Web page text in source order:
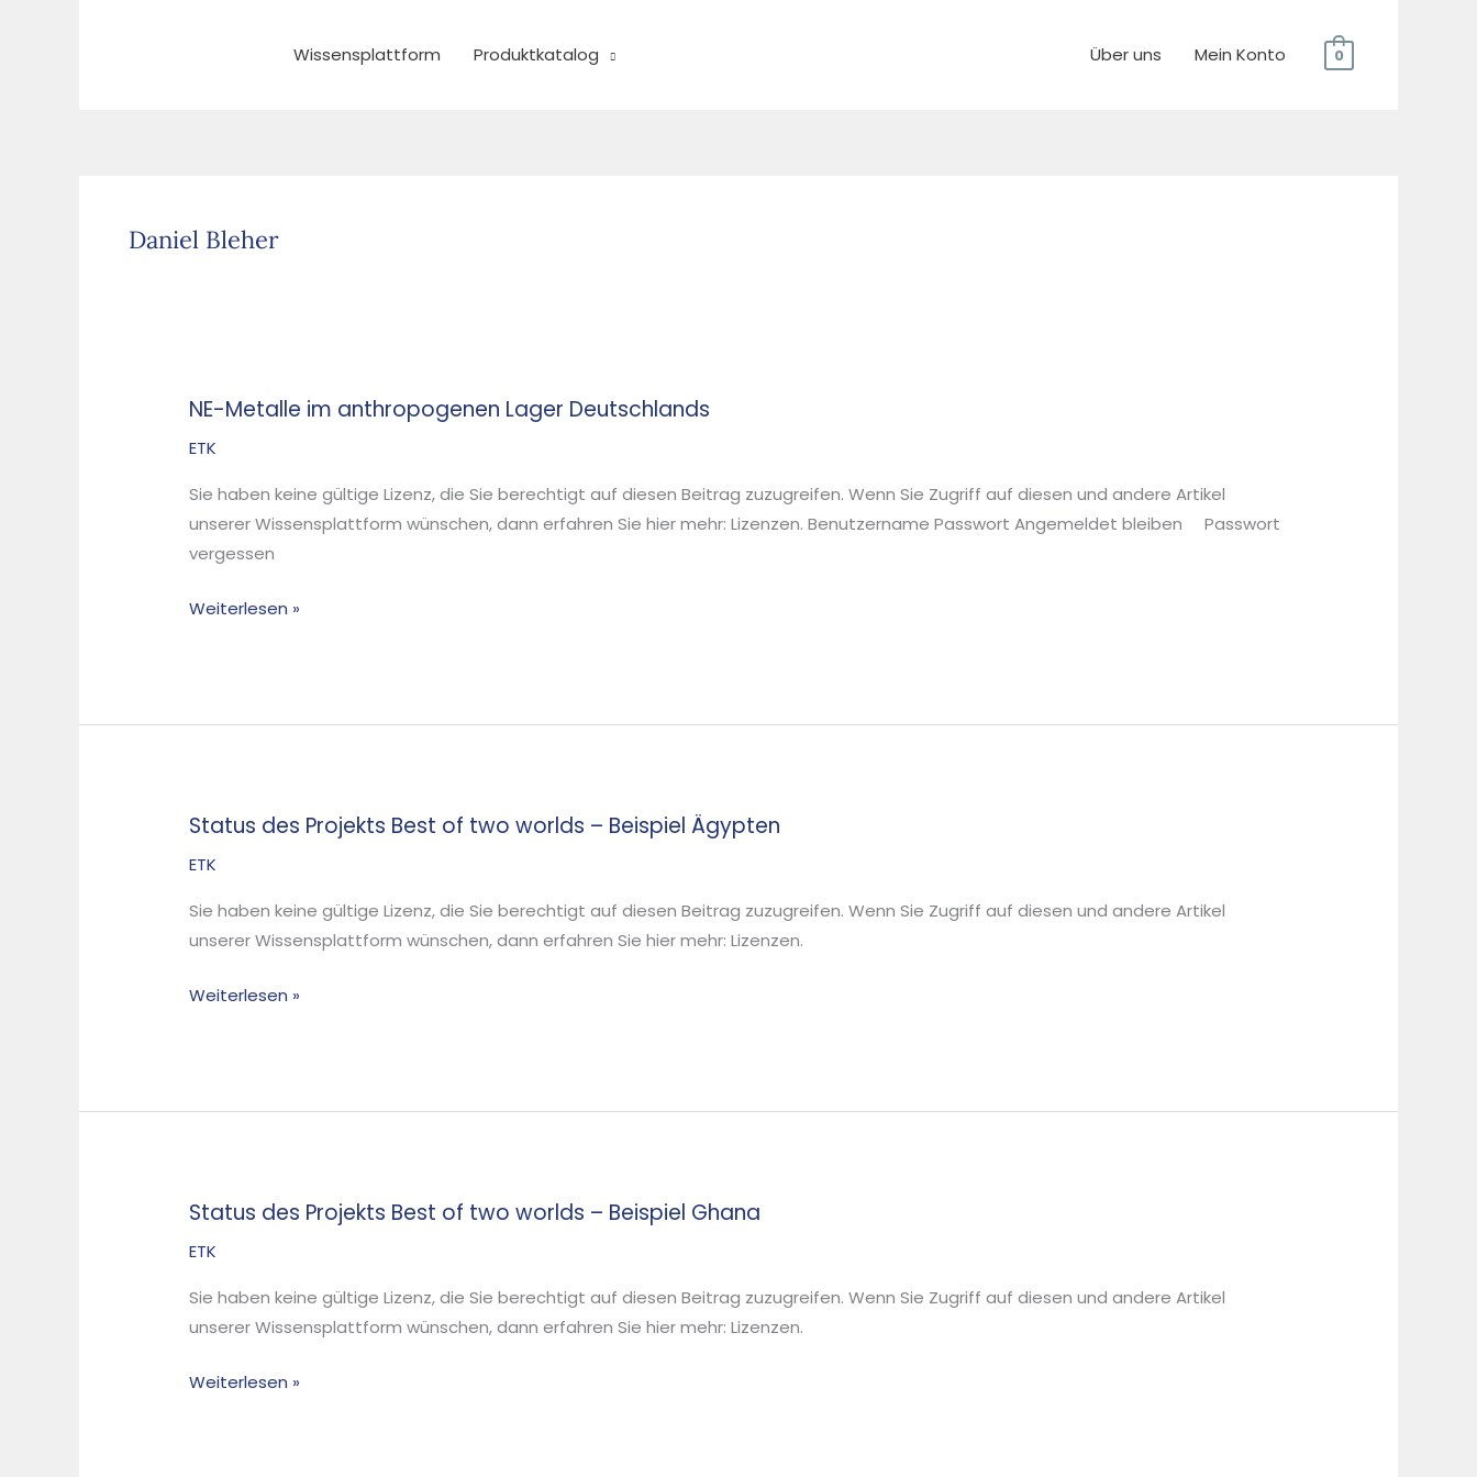
Wissensplattform Produktkatalog Über uns Mein Konto 0
Daniel Bleher
NE-Metalle im anthropogenen Lager Deutschlands
ETK
Sie haben keine gültige Lizenz, die Sie berechtigt auf diesen Beitrag zuzugreifen. Wenn Sie Zugriff auf diesen und andere Artikel
unserer Wissensplattform wünschen, dann erfahren Sie hier mehr: Lizenzen. Benutzername Passwort Angemeldet bleiben Passwort
vergessen
NE-
Metalle
anthropogenen
Lager
Deutschlands
Weiterlesen »
Status des Projekts Best of two worlds – Beispiel Ägypten
ETK
Sie haben keine gültige Lizenz, die Sie berechtigt auf diesen Beitrag zuzugreifen. Wenn Sie Zugriff auf diesen und andere Artikel
unserer Wissensplattform wünschen, dann erfahren Sie hier mehr: Lizenzen.
Status
des
Best
of
worlds
Weiterlesen »
Status des Projekts Best of two worlds – Beispiel Ghana
ETK
Sie haben keine gültige Lizenz, die Sie berechtigt auf diesen Beitrag zuzugreifen. Wenn Sie Zugriff auf diesen und andere Artikel
unserer Wissensplattform wünschen, dann erfahren Sie hier mehr: Lizenzen.
Status
des
Best
of
worlds
Weiterlesen »